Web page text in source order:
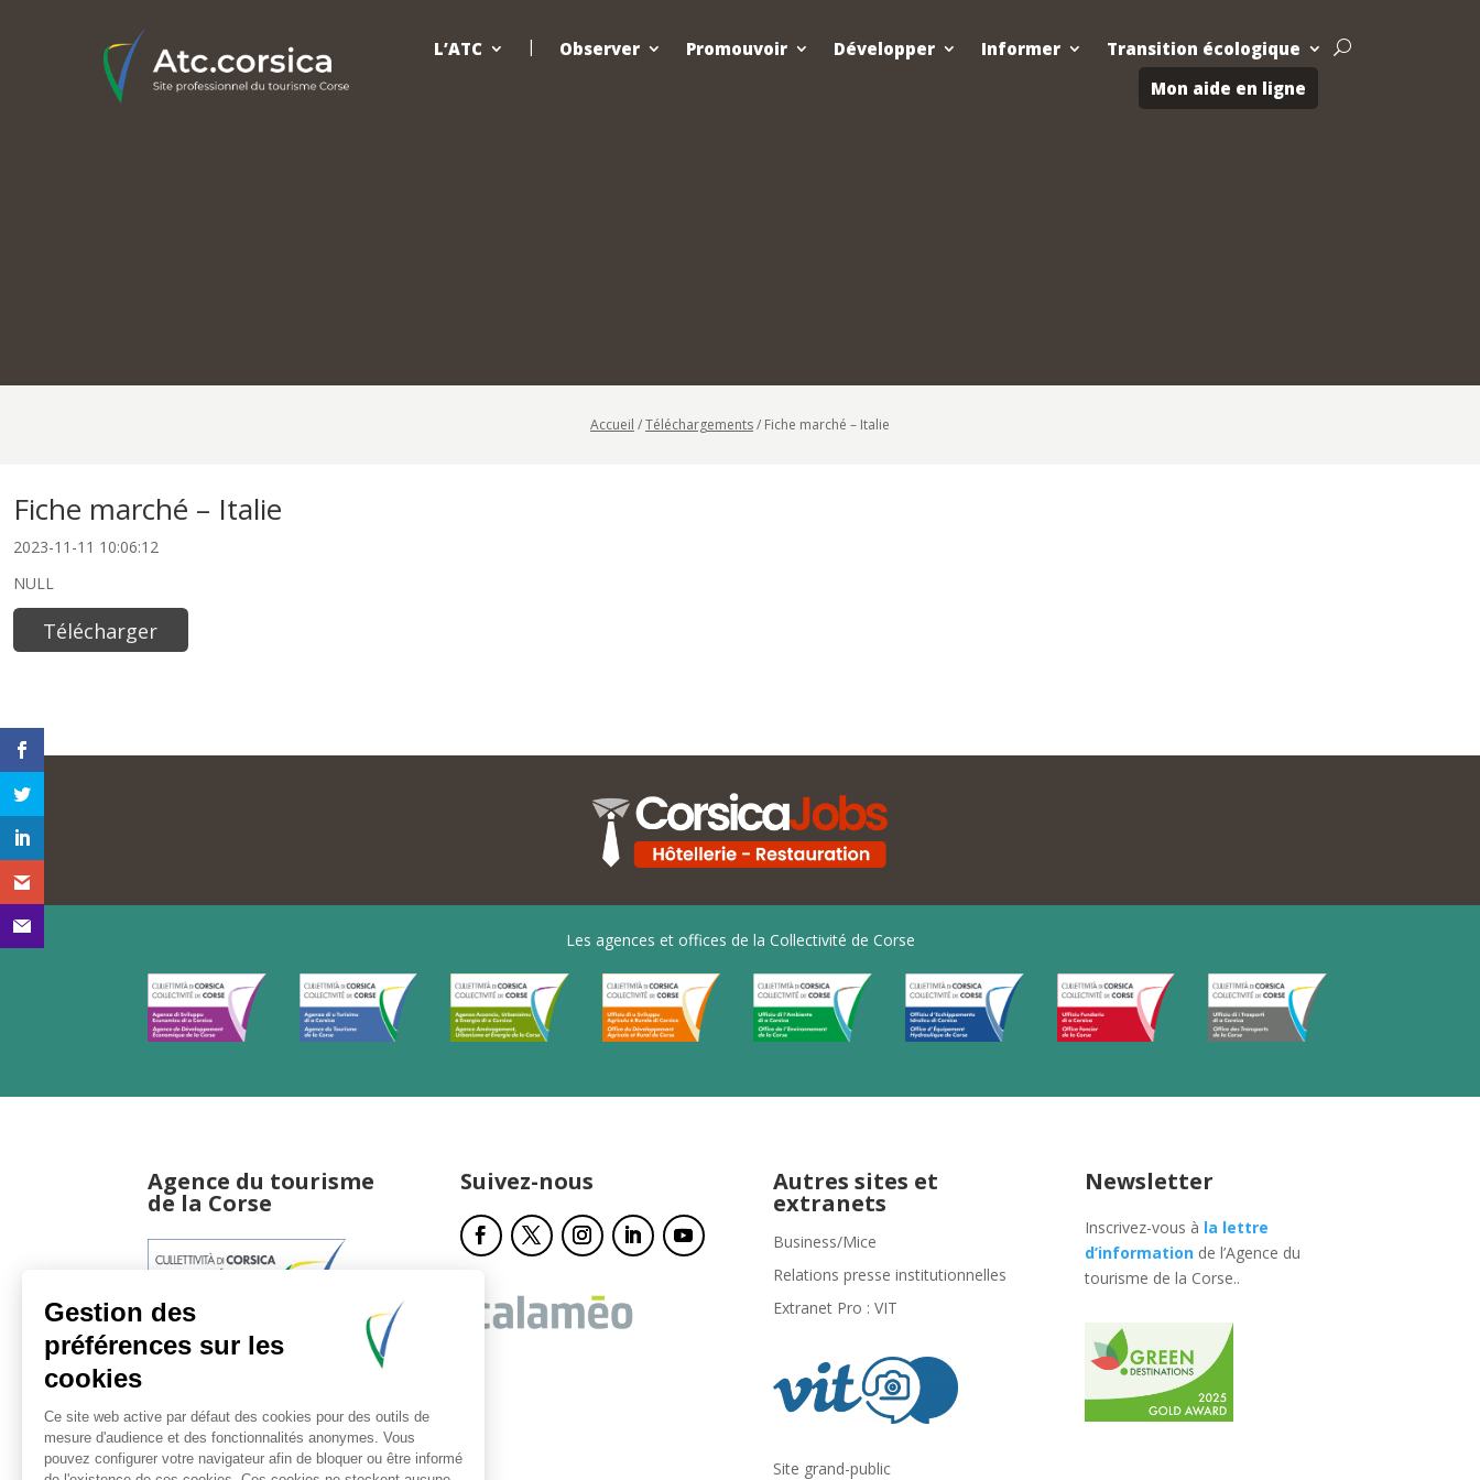
L’ATC Observer Promouvoir Développer Informer
Transition écologique
Mon aide en ligne
U
Accueil /Téléchargements/ Fiche marché – Italie
Fiche marché – Italie
2023-11-11 10:06:12
NULL
Télécharger
Les agences et offices de la Collectivité de Corse
Agence du tourisme
de la Corse
20181 Ajaccio Cedex 01
T : 04 95 51 77 77
Suivez-nous Autres sites et
extranets
Business/Mice
Relations presse institutionnelles
Extranet Pro : VIT
Site grand-public
Newsletter
Inscrivez-vous à la lettre
d’information de l’Agence du
tourisme de la Corse..